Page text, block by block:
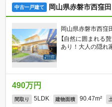
中古一戸建て 岡山県赤磐市西窪田
岡山県赤磐市西窪
【自然に囲まれる
あり！大人の隠れ
490万円
間取り 5LDK 建物面積 90.47m²